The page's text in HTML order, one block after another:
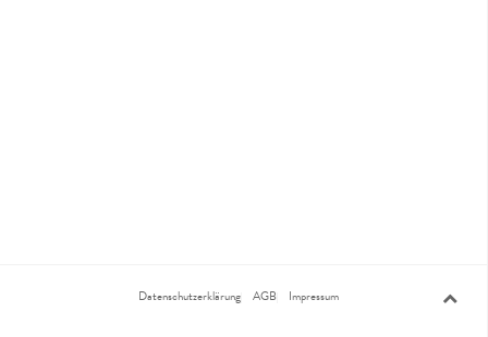
Datenschutzerklärung AGB Impressum